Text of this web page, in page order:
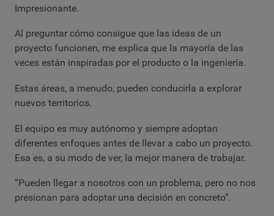
Impresionante.
Al preguntar cómo consigue que las ideas de un
proyecto funcionen, me explica que la mayoría de las
veces están inspiradas por el producto o la ingeniería.
Estas áreas, a menudo, pueden conducirla a explorar
nuevos territorios.
El equipo es muy autónomo y siempre adoptan
diferentes enfoques antes de llevar a cabo un proyecto.
Esa es, a su modo de ver, la mejor manera de trabajar.
“Pueden llegar a nosotros con un problema, pero no nos
presionan para adoptar una decisión en concreto”.